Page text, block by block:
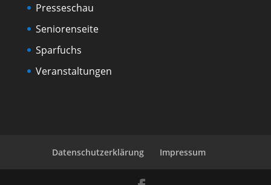
Presseschau
Seniorenseite
Sparfuchs
Veranstaltungen
Datenschutzerklärung Impressum